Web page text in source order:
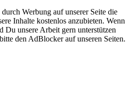
Werbung auf unserer Seite die
Inhalte kostenlos anzubieten. Wenn
Du unsere Arbeit gern unterstützen
den AdBlocker auf unseren Seiten.